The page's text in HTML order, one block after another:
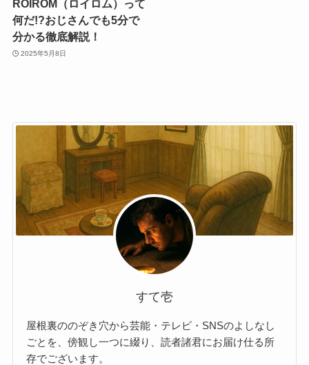
ROIROM（ロイロム）って
何だ!?おじさんでも5分で
分かる徹底解説！
2025年5月8日
すて壱
屋根裏ののぞき穴から芸能・テレビ・SNSのよしなし
ごとを、傍観し一つに綴り、読者諸君にお届け仕る所
存でございます。